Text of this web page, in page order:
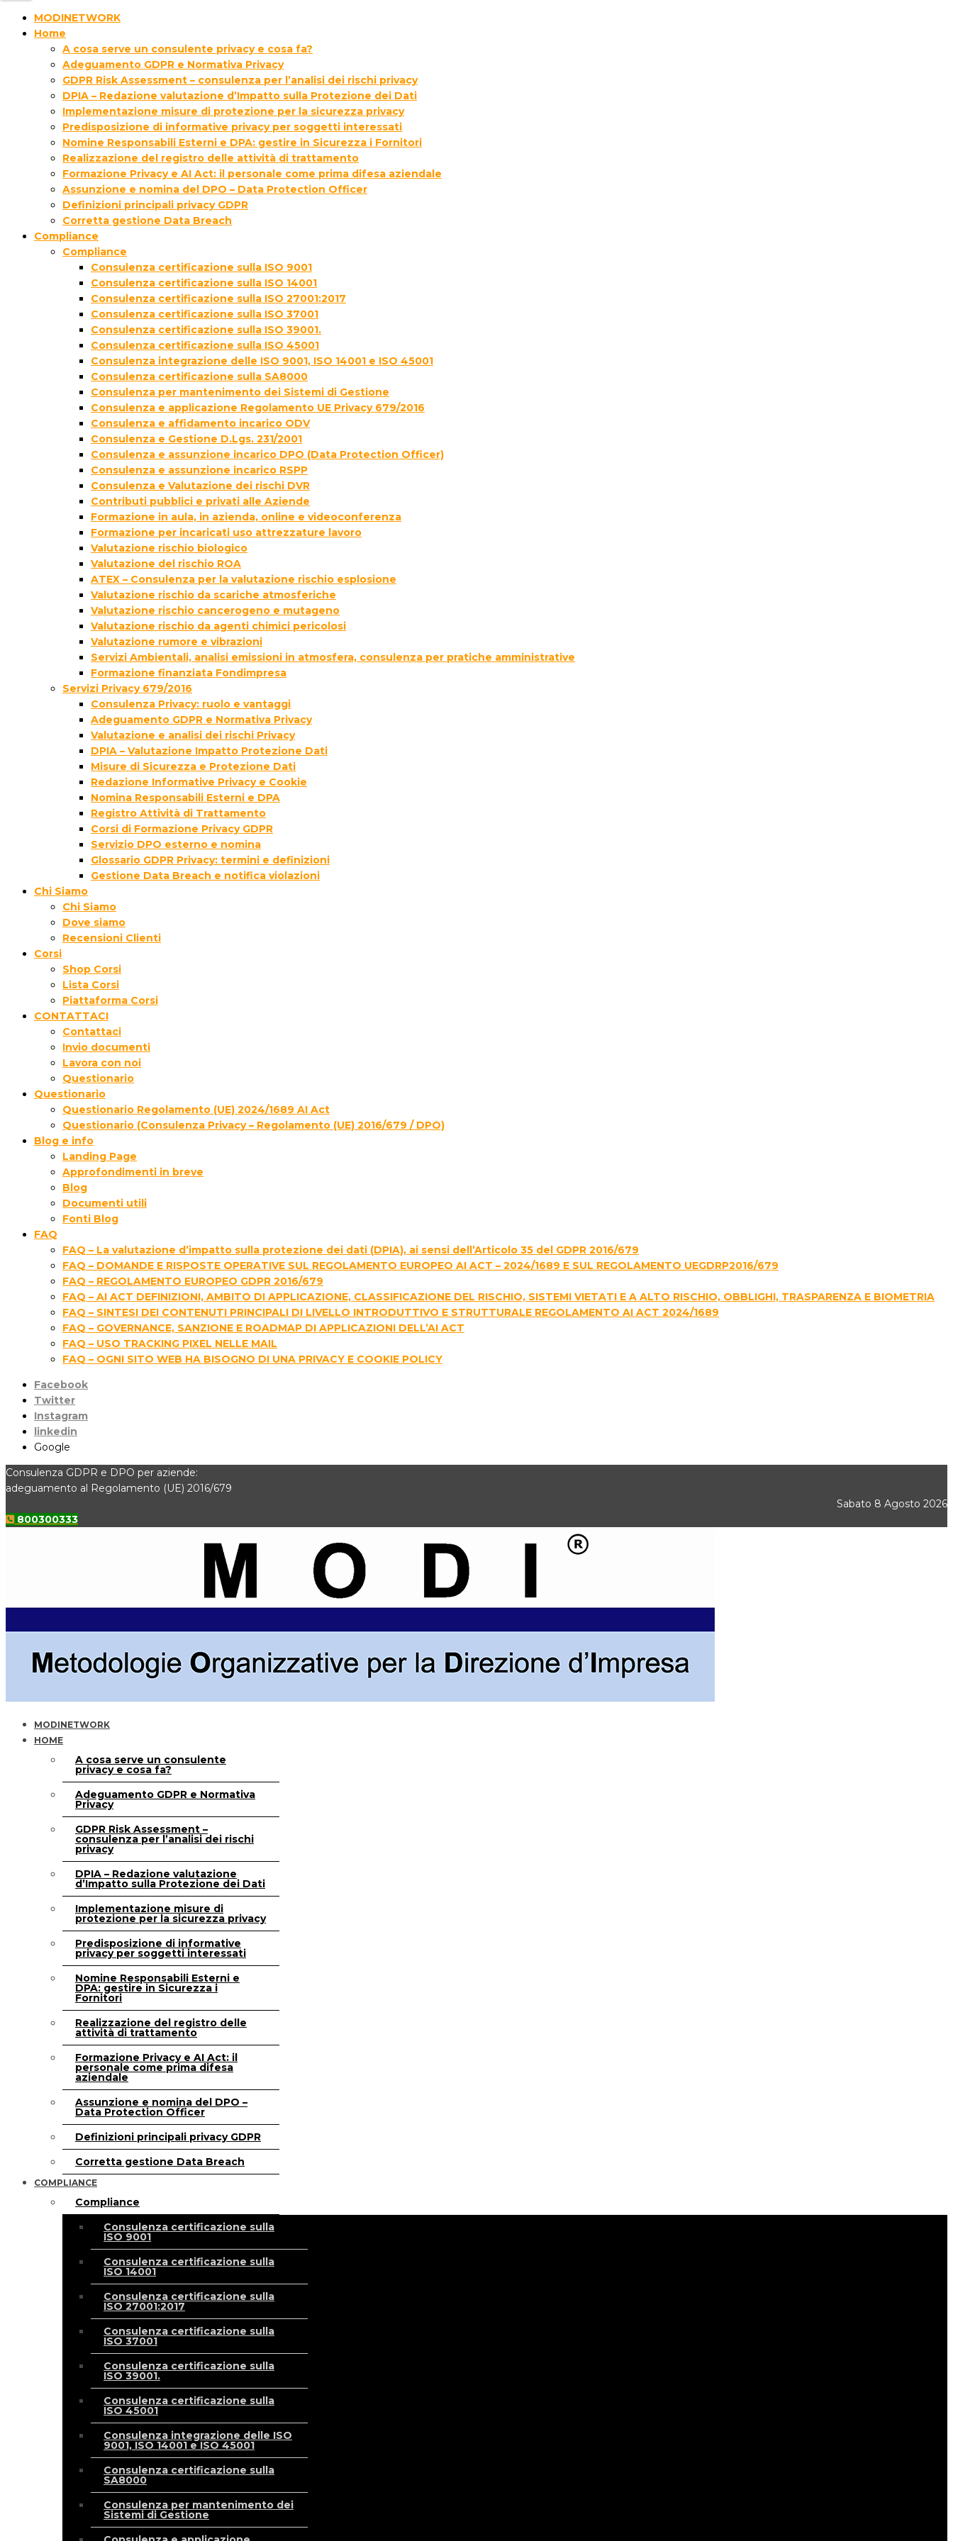
MODINETWORK
Home
A cosa serve un consulente privacy e cosa fa?
Adeguamento GDPR e Normativa Privacy
GDPR Risk Assessment – consulenza per l’analisi dei rischi privacy
DPIA – Redazione valutazione d’Impatto sulla Protezione dei Dati
Implementazione misure di protezione per la sicurezza privacy
Predisposizione di informative privacy per soggetti interessati
Nomine Responsabili Esterni e DPA: gestire in Sicurezza i Fornitori
Realizzazione del registro delle attività di trattamento
Formazione Privacy e AI Act: il personale come prima difesa aziendale
Assunzione e nomina del DPO – Data Protection Officer
Definizioni principali privacy GDPR
Corretta gestione Data Breach
Compliance
Compliance
Consulenza certificazione sulla ISO 9001
Consulenza certificazione sulla ISO 14001
Consulenza certificazione sulla ISO 27001:2017
Consulenza certificazione sulla ISO 37001
Consulenza certificazione sulla ISO 39001.
Consulenza certificazione sulla ISO 45001
Consulenza integrazione delle ISO 9001, ISO 14001 e ISO 45001
Consulenza certificazione sulla SA8000
Consulenza per mantenimento dei Sistemi di Gestione
Consulenza e applicazione Regolamento UE Privacy 679/2016
Consulenza e affidamento incarico ODV
Consulenza e Gestione D.Lgs. 231/2001
Consulenza e assunzione incarico DPO (Data Protection Officer)
Consulenza e assunzione incarico RSPP
Consulenza e Valutazione dei rischi DVR
Contributi pubblici e privati alle Aziende
Formazione in aula, in azienda, online e videoconferenza
Formazione per incaricati uso attrezzature lavoro
Valutazione rischio biologico
Valutazione del rischio ROA
ATEX – Consulenza per la valutazione rischio esplosione
Valutazione rischio da scariche atmosferiche
Valutazione rischio cancerogeno e mutageno
Valutazione rischio da agenti chimici pericolosi
Valutazione rumore e vibrazioni
Servizi Ambientali, analisi emissioni in atmosfera, consulenza per pratiche amministrative
Formazione finanziata Fondimpresa
Servizi Privacy 679/2016
Consulenza Privacy: ruolo e vantaggi
Adeguamento GDPR e Normativa Privacy
Valutazione e analisi dei rischi Privacy
DPIA – Valutazione Impatto Protezione Dati
Misure di Sicurezza e Protezione Dati
Redazione Informative Privacy e Cookie
Nomina Responsabili Esterni e DPA
Registro Attività di Trattamento
Corsi di Formazione Privacy GDPR
Servizio DPO esterno e nomina
Glossario GDPR Privacy: termini e definizioni
Gestione Data Breach e notifica violazioni
Chi Siamo
Chi Siamo
Dove siamo
Recensioni Clienti
Corsi
Shop Corsi
Lista Corsi
Piattaforma Corsi
CONTATTACI
Contattaci
Invio documenti
Lavora con noi
Questionario
Questionario
Questionario Regolamento (UE) 2024/1689 AI Act
Questionario (Consulenza Privacy – Regolamento (UE) 2016/679 / DPO)
Blog e info
Landing Page
Approfondimenti in breve
Blog
Documenti utili
Fonti Blog
FAQ
FAQ – La valutazione d’impatto sulla protezione dei dati (DPIA), ai sensi dell’Articolo 35 del GDPR 2016/679
FAQ – DOMANDE E RISPOSTE OPERATIVE SUL REGOLAMENTO EUROPEO AI ACT – 2024/1689 E SUL REGOLAMENTO UEGDRP2016/679
FAQ – REGOLAMENTO EUROPEO GDPR 2016/679
FAQ – AI ACT DEFINIZIONI, AMBITO DI APPLICAZIONE, CLASSIFICAZIONE DEL RISCHIO, SISTEMI VIETATI E A ALTO RISCHIO, OBBLIGHI, TRASPARENZA E BIOMETRIA
FAQ – SINTESI DEI CONTENUTI PRINCIPALI DI LIVELLO INTRODUTTIVO E STRUTTURALE REGOLAMENTO AI ACT 2024/1689
FAQ – GOVERNANCE, SANZIONE E ROADMAP DI APPLICAZIONI DELL’AI ACT
FAQ – USO TRACKING PIXEL NELLE MAIL
FAQ – OGNI SITO WEB HA BISOGNO DI UNA PRIVACY E COOKIE POLICY
Facebook
Twitter
Instagram
linkedin
Google
Consulenza GDPR e DPO per aziende:
adeguamento al Regolamento (UE) 2016/679
Sabato 8 Agosto 2026
800300333
MODINETWORK
HOME
A cosa serve un consulente
privacy e cosa fa?
Adeguamento GDPR e Normativa
Privacy
GDPR Risk Assessment –
consulenza per l’analisi dei rischi
privacy
DPIA – Redazione valutazione
d’Impatto sulla Protezione dei Dati
Implementazione misure di
protezione per la sicurezza privacy
Predisposizione di informative
privacy per soggetti interessati
Nomine Responsabili Esterni e
DPA: gestire in Sicurezza i
Fornitori
Realizzazione del registro delle
attività di trattamento
Formazione Privacy e AI Act: il
personale come prima difesa
aziendale
Assunzione e nomina del DPO –
Data Protection Officer
Definizioni principali privacy GDPR
Corretta gestione Data Breach
COMPLIANCE
Compliance
Consulenza certificazione sulla
ISO 9001
Consulenza certificazione sulla
ISO 14001
Consulenza certificazione sulla
ISO 27001:2017
Consulenza certificazione sulla
ISO 37001
Consulenza certificazione sulla
ISO 39001.
Consulenza certificazione sulla
ISO 45001
Consulenza integrazione delle ISO
9001, ISO 14001 e ISO 45001
Consulenza certificazione sulla
SA8000
Consulenza per mantenimento dei
Sistemi di Gestione